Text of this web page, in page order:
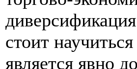
стоит
является явно